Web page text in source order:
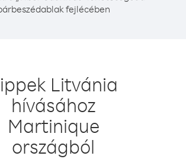
fejlécében
Litvánia
hívásához
Martinique
országból